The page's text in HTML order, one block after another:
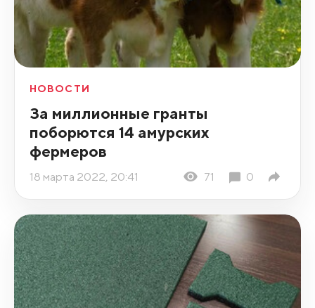
НОВОСТИ
За миллионные гранты
поборются 14 амурских
фермеров
18 марта 2022, 20:41 71 0